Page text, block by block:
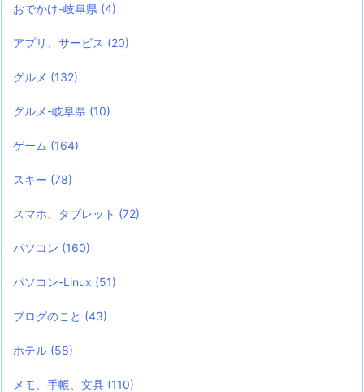
おでかけ-岐阜県 (4)
アプリ、サービス (20)
グルメ (132)
グルメ-岐阜県 (10)
ゲーム (164)
スキー (78)
スマホ、タブレット (72)
パソコン (160)
パソコン-Linux (51)
ブログのこと (43)
ホテル (58)
メモ、手帳、文具 (110)